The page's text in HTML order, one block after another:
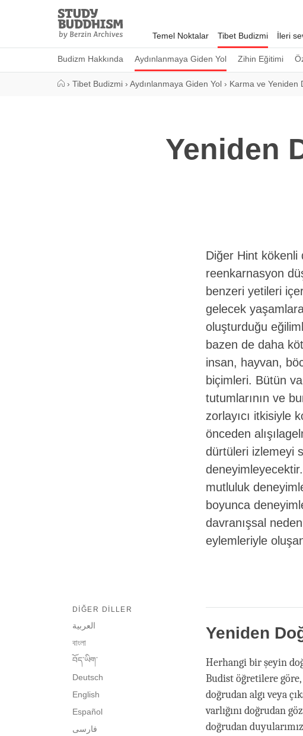
Study
Buddhism
Home
Temel Noktalar Tibet Budizmi
Budizm Hakkında Aydınlanmaya Giden Yol Zihin Eğitimi
İleri
› Tibet Budizmi › Aydınlanmaya Giden Yol › Karma ve Yeniden
Yeniden
Diğer Hint kökenli
reenkarnasyon
benzeri yetileri
gelecek
oluşturduğu
bazen de daha
insan, hayvan,
biçimleri. Bütün
tutumlarının ve
zorlayıcı itkisiyle
önceden
dürtüleri izlemeyi
mutluluk
boyunca
davranışsal
eylemleriyle
DIĞER DILLER
العربية
বাংলা
བོད་ཡིག་
Deutsch
English
Español
فارسی
Yeniden
Herhangi bir şeyin
Budist öğretilere
doğrudan algı veya
varlığını doğrudan
doğrudan